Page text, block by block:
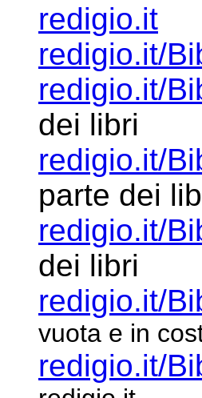
redigio.it
redigio.it/
redigio.it/
dei libri
redigio.it/
parte dei
redigio.it/
dei libri
redigio.it/
vuota e in
redigio.it/